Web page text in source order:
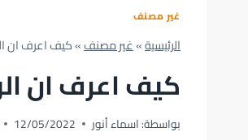
غير مصنف
الرئيسية»غير مصنف»كيف اعرف ان
كيف اعرف ان
بواسطة:اسماء أنور 12/05/2022